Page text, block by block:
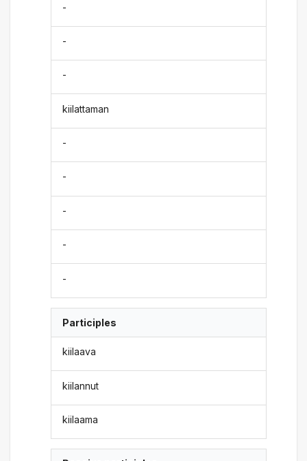
-
-
-
kiilattaman
-
-
-
-
-
Participles
kiilaava
kiilannut
kiilaama